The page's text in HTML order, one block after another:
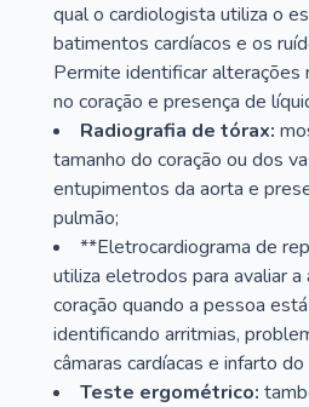
qual o cardiologista utiliza o
batimentos cardíacos e os
Permite identificar alterações
no coração e presença de
Radiografia de tórax:
tamanho do coração ou dos
entupimentos da aorta e
pulmão;
**Eletrocardiograma de
utiliza eletrodos para avaliar
coração quando a pessoa
identificando arritmias,
câmaras cardíacas e infarto do
Teste ergométrico: